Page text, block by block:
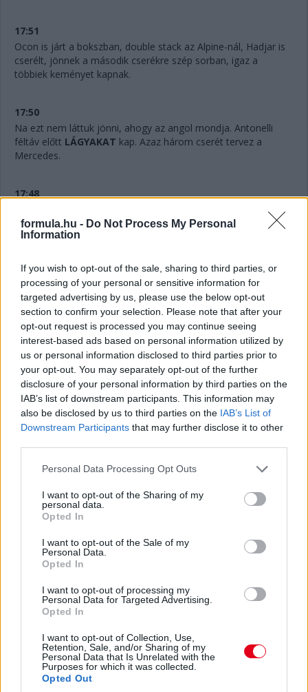
formula.hu - Do Not Process My Personal
Information
If you wish to opt-out of the sale, sharing to third parties, or
processing of your personal or sensitive information for
targeted advertising by us, please use the below opt-out
section to confirm your selection. Please note that after your
opt-out request is processed you may continue seeing
interest-based ads based on personal information utilized by
us or personal information disclosed to third parties prior to
your opt-out. You may separately opt-out of the further
disclosure of your personal information by third parties on the
IAB’s list of downstream participants. This information may
also be disclosed by us to third parties on the IAB’s List of
Downstream Participants that may further disclose it to other
Please note that this website/app uses one or more Google
not limited to your visit or usage behaviour. You may click to
grant or deny consent to Google and its third-party tags to
use your data for below specified purposes in below Google
consent section.
Personal Data Processing Opt Outs
I want to opt-out of the Sharing of my
personal data.
Opted In
I want to opt-out of the Sale of my
Personal Data.
Opted In
I want to opt-out of processing my
Personal Data for Targeted Advertising.
Opted In
I want to opt-out of Collection, Use,
Retention, Sale, and/or Sharing of my
Personal Data that Is Unrelated with the
Purposes for which it was collected.
Opted Out
17:51
Ocon is járt a bokszban, double stack az Alpine-nál, Hadjar is
cserélt, jönnek a második cserékre szép sorban, igaz a
többiek keményet kapnak.
17:50
Na ezt nem láttuk jönni, ahogy az angol mondja. Antonelli
féltáv előtt LÁGYAKAT kap. Azaz három cserét tervez a
Mercedes.
17:48
Verstappennek ezúttal nem tudták leszedni a
jobb elsőjét, így aztán a második cseréje után a tökutolsó
helyre jön vissza. Persze ebben az is benne van, hogy egyedül
közepeseket.
17:47
Piastriról nem ejtettünk mostanában egy árva szót sem. Nos,
hat másodperccel vezet Russell előtt, Leclerc tempóját
hozza...
17:47
Leclerc már Russellre zárkózik fel, hamarosan támadási
közelségben lesz.
17:46
Ocont Antonelli és Verstappen nem tudta megelőzni. De most
elé, Hamilton meg hetediknek Antonelli elé. Beválni látszik a
Ferrari taktikája!
Leclerc megtámadta Norrist a célegyenes végén, de annyira
előzést.